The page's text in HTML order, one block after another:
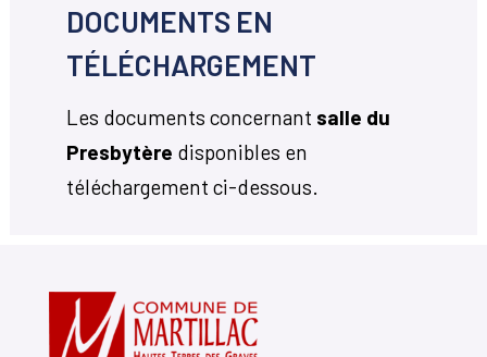
DOCUMENTS EN
TÉLÉCHARGEMENT
Les documents concernant salle du
Presbytère disponibles en
téléchargement ci-dessous.